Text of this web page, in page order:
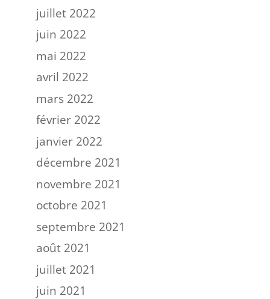
juillet 2022
juin 2022
mai 2022
avril 2022
mars 2022
février 2022
janvier 2022
décembre 2021
novembre 2021
octobre 2021
septembre 2021
août 2021
juillet 2021
juin 2021